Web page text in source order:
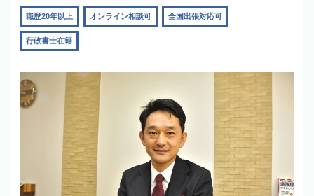
職歴20年以上 オンライン相談可 全国出張対応可
行政書士在籍